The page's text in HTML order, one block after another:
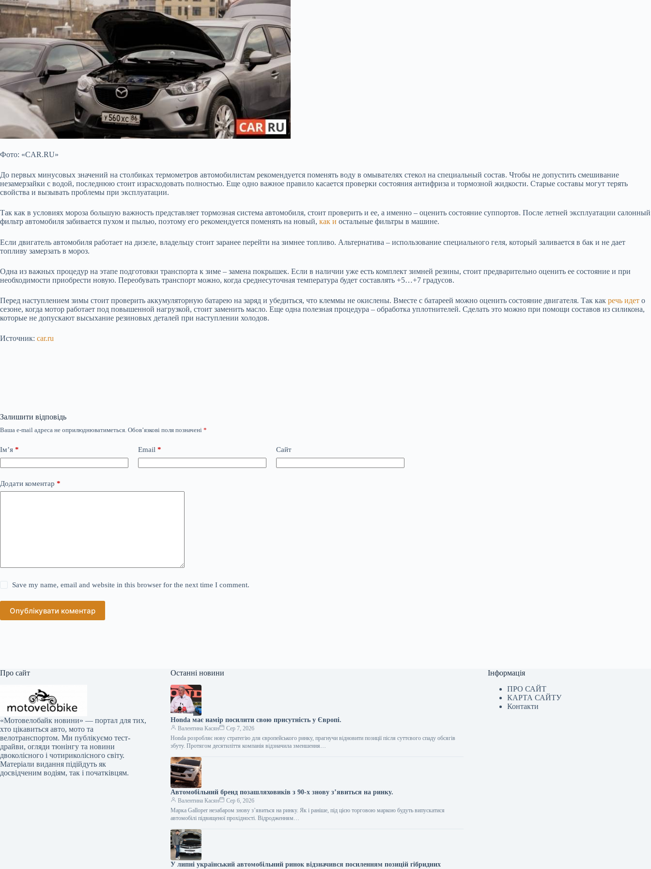
Фото: «CAR.RU»
До первых минусовых значений на столбиках термометров автомобилистам рекомендуется поменять воду в омывателях стекол на специальный состав. Чтобы не допустить смешивание
незамерзайки с водой, последнюю стоит израсходовать полностью. Еще одно важное правило касается проверки состояния антифриза и тормозной жидкости. Старые составы могут терять
свойства и вызывать проблемы при эксплуатации.
Так как в условиях мороза большую важность представляет тормозная система автомобиля, стоит проверить и ее, а именно – оценить состояние суппортов. После летней эксплуатации салонный
фильтр автомобиля забивается пухом и пылью, поэтому его рекомендуется поменять на новый, как и остальные фильтры в машине.
Если двигатель автомобиля работает на дизеле, владельцу стоит заранее перейти на зимнее топливо. Альтернатива – использование специального геля, который заливается в бак и не дает
топливу замерзать в мороз.
Одна из важных процедур на этапе подготовки транспорта к зиме – замена покрышек. Если в наличии уже есть комплект зимней резины, стоит предварительно оценить ее состояние и при
необходимости приобрести новую. Переобувать транспорт можно, когда среднесуточная температура будет составлять +5…+7 градусов.
Перед наступлением зимы стоит проверить аккумуляторную батарею на заряд и убедиться, что клеммы не окислены. Вместе с батареей можно оценить состояние двигателя. Так как речь идет о
сезоне, когда мотор работает под повышенной нагрузкой, стоит заменить масло. Еще одна полезная процедура – обработка уплотнителей. Сделать это можно при помощи составов из силикона,
которые не допускают высыхание резиновых деталей при наступлении холодов.
Источник: car.ru
Залишити відповідь
Ваша e-mail адреса не оприлюднюватиметься. Обов’язкові поля позначені *
Ім’я * Email * Сайт
Додати коментар *
Save my name, email and website in this browser for the next time I comment.
Опублікувати коментар
Про сайт
«Мотовелобайк новини» — портал для тих,
хто цікавиться авто, мото та
велотранспортом. Ми публікуємо тест-
драйви, огляди тюнінгу та новини
двоколісного і чотириколісного світу.
Матеріали видання підійдуть як
досвідченим водіям, так і початківцям.
Останні новини
Honda має намір посилити свою присутність у Європі.
Валентина Касян
Сер 7, 2026
Honda розробляє нову стратегію для європейського ринку, прагнучи відновити позиції після суттєвого спаду обсягів
збуту. Протягом десятиліття компанія відзначила зменшення…
Автомобільний бренд позашляховиків з 90-х знову з’явиться на ринку.
Валентина Касян
Сер 6, 2026
Марка Galloper незабаром знову з’явиться на ринку. Як і раніше, під цією торговою маркою будуть випускатися
автомобілі підвищеної прохідності. Відродженням…
У липні український автомобільний ринок відзначився посиленням позицій гібридних
Інформація
ПРО САЙТ
КАРТА САЙТУ
Контакти